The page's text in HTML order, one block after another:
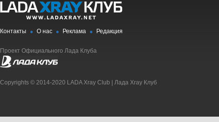
Контакты О нас Реклама Редакция
Проект Официального Лада Клуба
Copyrights © 2014-2020 LADA Xray Club | Лада Xray Клуб